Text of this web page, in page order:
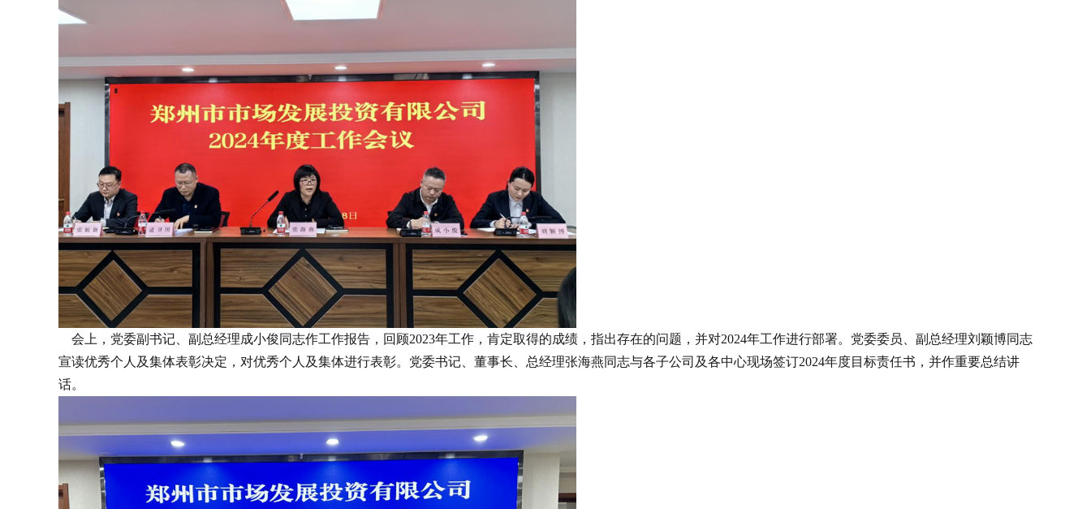
会上，党委副书记、副总经理成小俊同志作工作报告，回顾2023年工作，肯定取得的成绩，指出存在的问题，并对2024年工作进行部署。党委委员、副总经理刘颖博同志
宣读优秀个人及集体表彰决定，对优秀个人及集体进行表彰。党委书记、董事长、总经理张海燕同志与各子公司及各中心现场签订2024年度目标责任书，并作重要总结讲
话。